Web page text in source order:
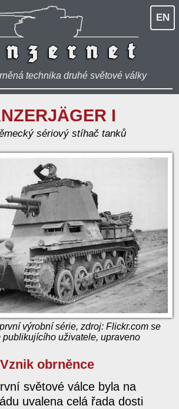
EN
technika druhé světové války
I
sériový stíhač tanků
výrobní série, zdroj: Flickr.com se
publikujícího uživatele, upraveno
Vznik obrněnce
světové válce byla na
uvalena celá řada dosti